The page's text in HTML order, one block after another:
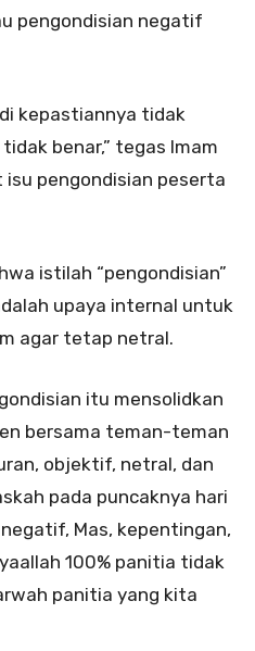
pengondisian negatif
kepastiannya tidak
benar,” tegas Imam
pengondisian peserta
istilah “pengondisian”
upaya internal untuk
agar tetap netral.
itu mensolidkan
bersama teman-teman
objektif, netral, dan
pada puncaknya hari
Mas, kepentingan,
100% panitia tidak
panitia yang kita